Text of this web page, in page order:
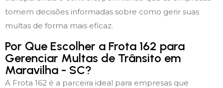
tomem decisões informadas sobre como gerir suas
multas de forma mais eficaz.
Por Que Escolher a Frota 162 para
Gerenciar Multas de Trânsito em
Maravilha - SC?
A Frota 162 é a parceira ideal para empresas que